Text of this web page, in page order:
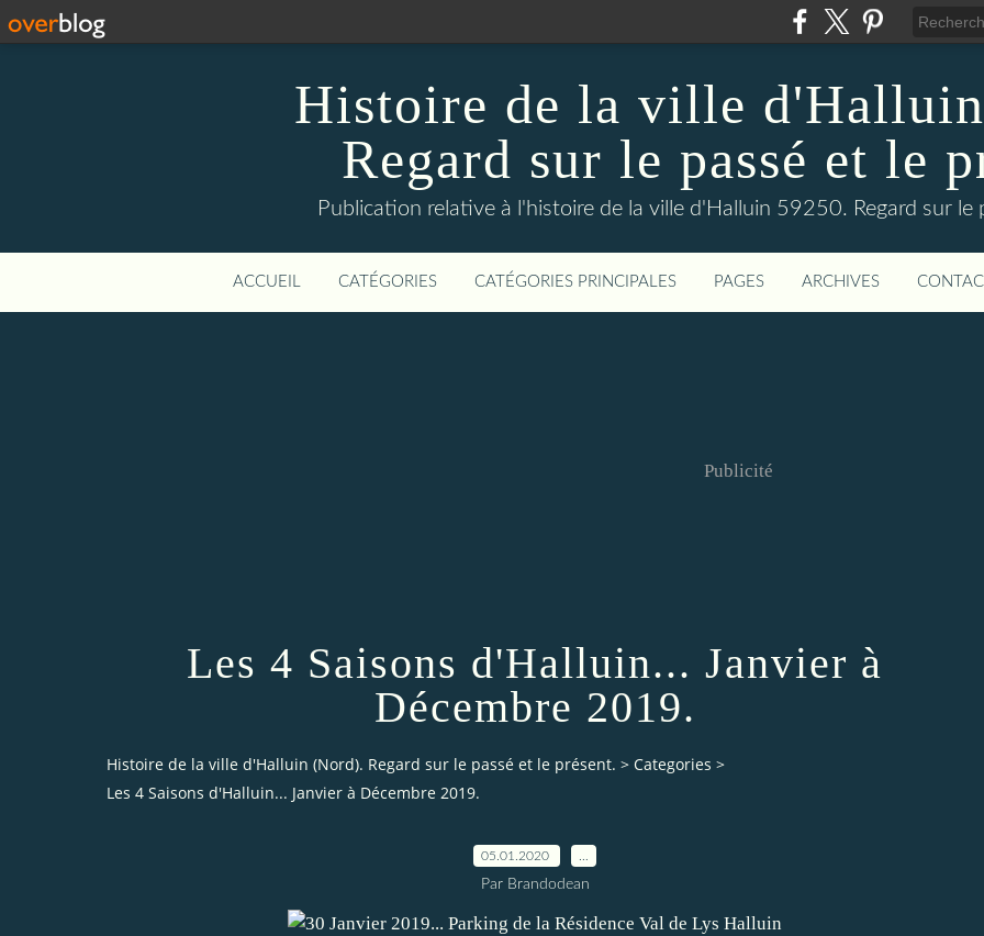
Histoire de la ville
Regard sur le passé et le
Publication relative à l'histoire de la ville d'Halluin 59250. Regard sur le
ACCUEIL CATÉGORIES CATÉGORIES PRINCIPALES PAGES ARCHIVES
Publicité
Les 4 Saisons d'Halluin... Janvier à
Décembre 2019.
Histoire de la ville d'Halluin (Nord). Regard sur le passé et le présent. > Categories >
Les 4 Saisons d'Halluin... Janvier à Décembre 2019.
05.01.2020
Par Brandodean